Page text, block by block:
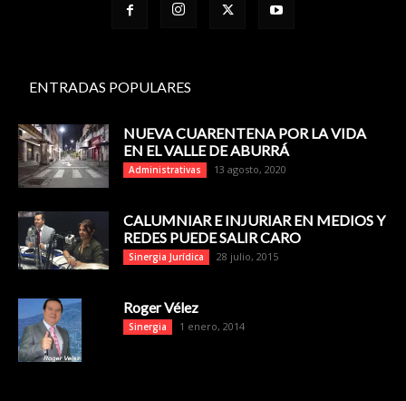
ENTRADAS POPULARES
NUEVA CUARENTENA POR LA VIDA
EN EL VALLE DE ABURRÁ
Administrativas 13 agosto, 2020
CALUMNIAR E INJURIAR EN MEDIOS Y
REDES PUEDE SALIR CARO
Sinergia Jurídica 28 julio, 2015
Roger Vélez
Sinergia 1 enero, 2014